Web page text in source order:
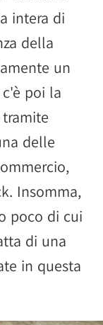
intera di
della
un
poi la
delle
Insomma,
poco di cui
di una
in questa